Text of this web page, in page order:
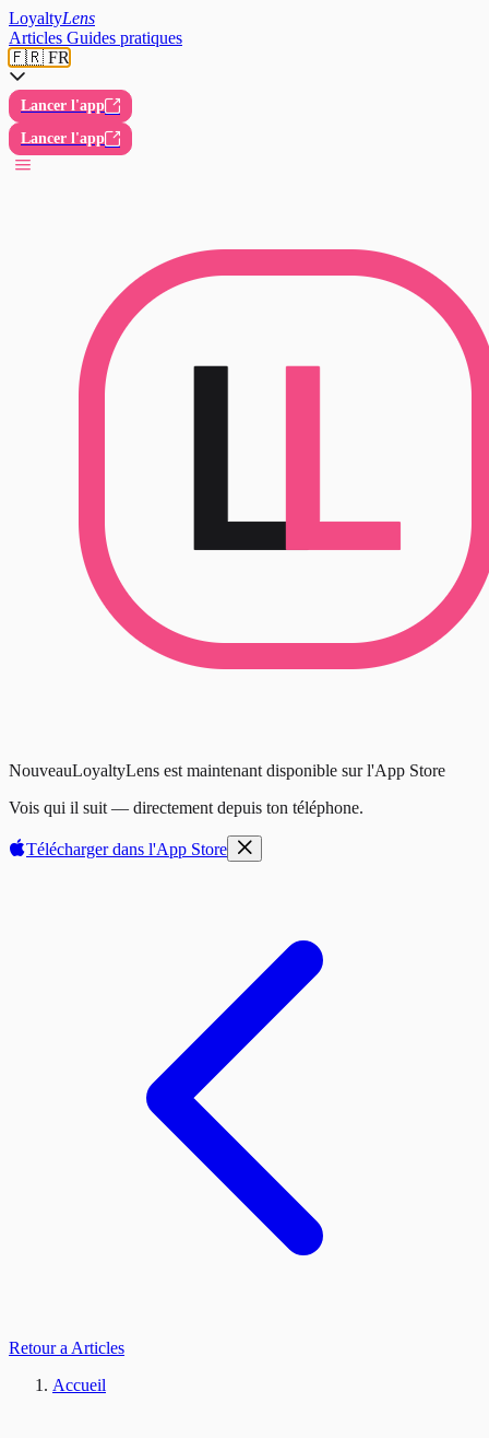
LoyaltyLens
Articles Guides pratiques
🇫🇷 FR
Lancer l'app
Lancer l'app
NouveauLoyaltyLens est maintenant disponible sur l'App Store
Vois qui il suit — directement depuis ton téléphone.
Télécharger dans l'App Store
Retour a Articles
Accueil